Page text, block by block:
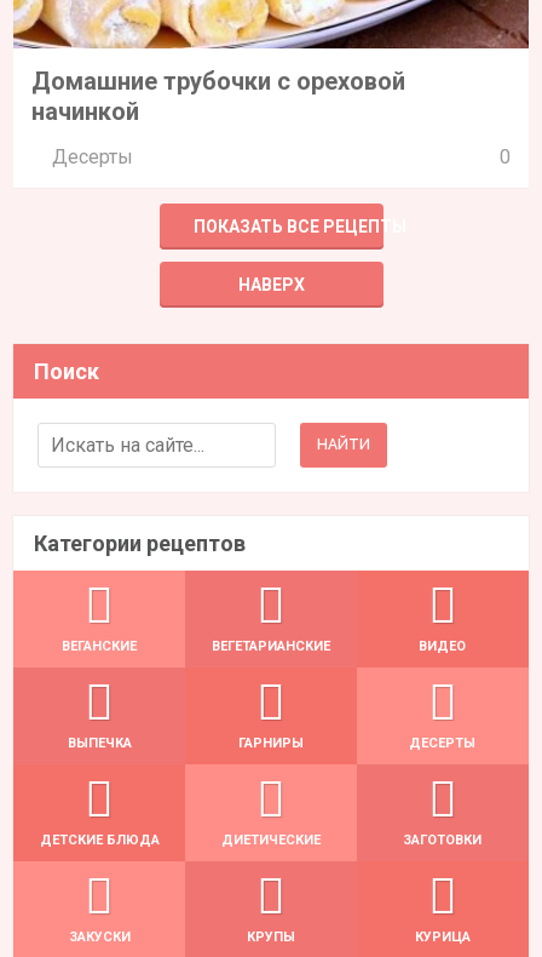
Домашние трубочки с ореховой
начинкой
Десерты 0
ПОКАЗАТЬ ВСЕ РЕЦЕПТЫ
НАВЕРХ
Поиск
Search for:
Категории рецептов
ВЕГАНСКИЕ ВЕГЕТАРИАНСКИЕ ВИДЕО
ВЫПЕЧКА ГАРНИРЫ ДЕСЕРТЫ
ДЕТСКИЕ БЛЮДА ДИЕТИЧЕСКИЕ ЗАГОТОВКИ
ЗАКУСКИ КРУПЫ КУРИЦА